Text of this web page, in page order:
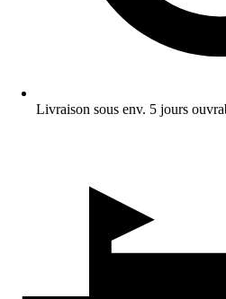
Livraison sous env. 5 jours